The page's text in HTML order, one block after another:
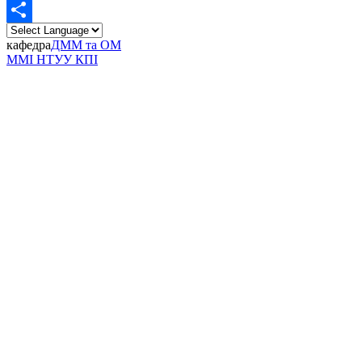
Twitter
Share
кафедраДММ та ОМ
ММІ НТУУ КПІ